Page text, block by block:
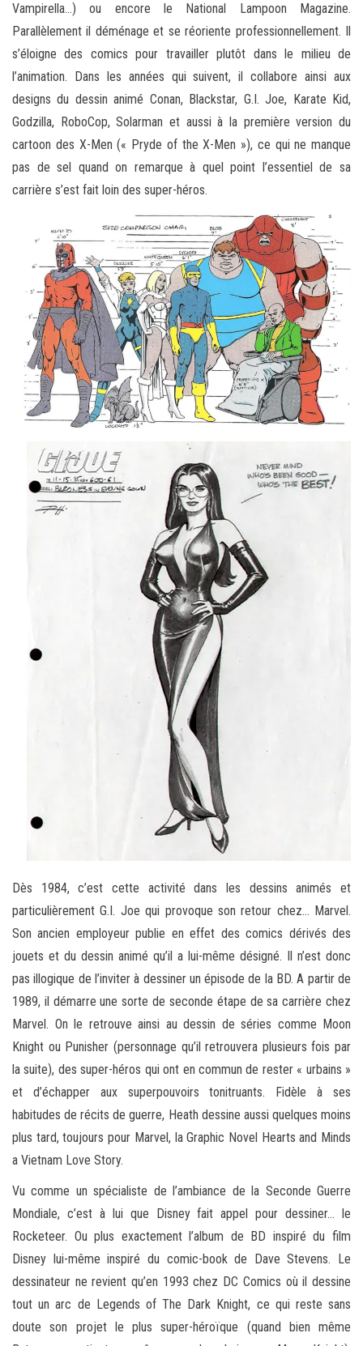
Vampirella…) ou encore le National Lampoon Magazine.
Parallèlement il déménage et se réoriente professionnellement. Il
s’éloigne des comics pour travailler plutôt dans le milieu de
l’animation. Dans les années qui suivent, il collabore ainsi aux
designs du dessin animé Conan, Blackstar, G.I. Joe, Karate Kid,
Godzilla, RoboCop, Solarman et aussi à la première version du
cartoon des X-Men (« Pryde of the X-Men »), ce qui ne manque
pas de sel quand on remarque à quel point l’essentiel de sa
carrière s’est fait loin des super-héros.
Dès 1984, c’est cette activité dans les dessins animés et
particulièrement G.I. Joe qui provoque son retour chez… Marvel.
Son ancien employeur publie en effet des comics dérivés des
jouets et du dessin animé qu’il a lui-même désigné. Il n’est donc
pas illogique de l’inviter à dessiner un épisode de la BD. A partir de
1989, il démarre une sorte de seconde étape de sa carrière chez
Marvel. On le retrouve ainsi au dessin de séries comme Moon
Knight ou Punisher (personnage qu’il retrouvera plusieurs fois par
la suite), des super-héros qui ont en commun de rester « urbains »
et d’échapper aux superpouvoirs tonitruants. Fidèle à ses
habitudes de récits de guerre, Heath dessine aussi quelques moins
plus tard, toujours pour Marvel, la Graphic Novel Hearts and Minds
a Vietnam Love Story.
Vu comme un spécialiste de l’ambiance de la Seconde Guerre
Mondiale, c’est à lui que Disney fait appel pour dessiner… le
Rocketeer. Ou plus exactement l’album de BD inspiré du film
Disney lui-même inspiré du comic-book de Dave Stevens. Le
dessinateur ne revient qu’en 1993 chez DC Comics où il dessine
tout un arc de Legends of The Dark Knight, ce qui reste sans
doute son projet le plus super-héroïque (quand bien même